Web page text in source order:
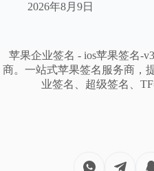
2026年8月9日
苹果企业签名 - ios苹果签名-
商。一站式苹果签名服务商，
业签名、超级签名、